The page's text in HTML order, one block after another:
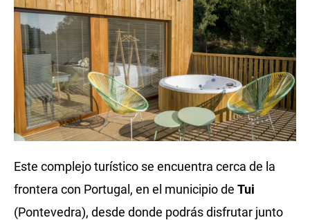
Este complejo turístico se encuentra cerca de la
frontera con Portugal, en el municipio de Tui
(Pontevedra), desde donde podrás disfrutar junto